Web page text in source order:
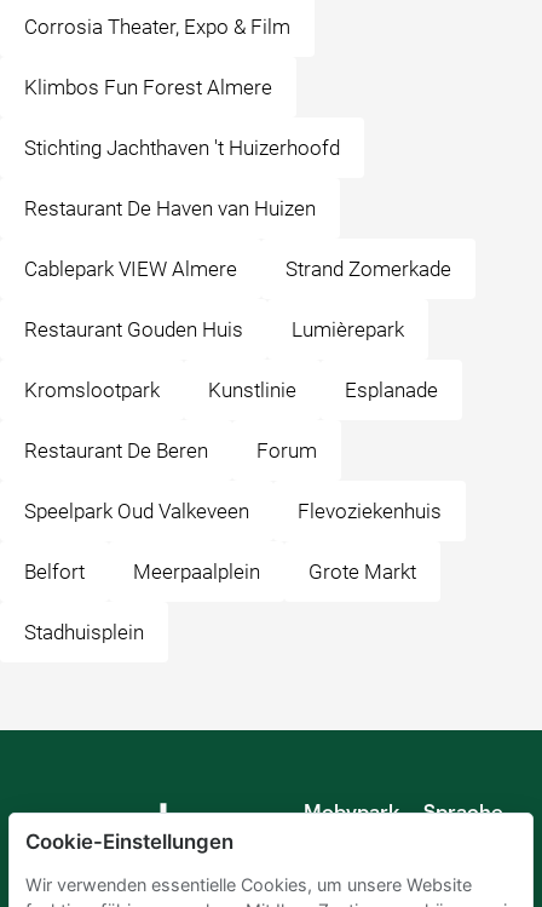
Corrosia Theater, Expo & Film
Klimbos Fun Forest Almere
Stichting Jachthaven 't Huizerhoofd
Restaurant De Haven van Huizen
Cablepark VIEW Almere Strand Zomerkade
Restaurant Gouden Huis Lumièrepark
Kromslootpark Kunstlinie Esplanade
Restaurant De Beren Forum
Speelpark Oud Valkeveen Flevoziekenhuis
Belfort Meerpaalplein Grote Markt
Stadhuisplein
Mobypark
Sprache
Spanisch
Cookie-Einstellungen
Wir verwenden essentielle Cookies, um unsere Website